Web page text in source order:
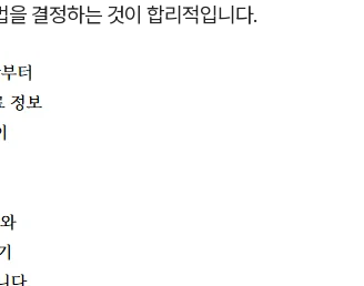
결정하는 것이 합리적입니다.